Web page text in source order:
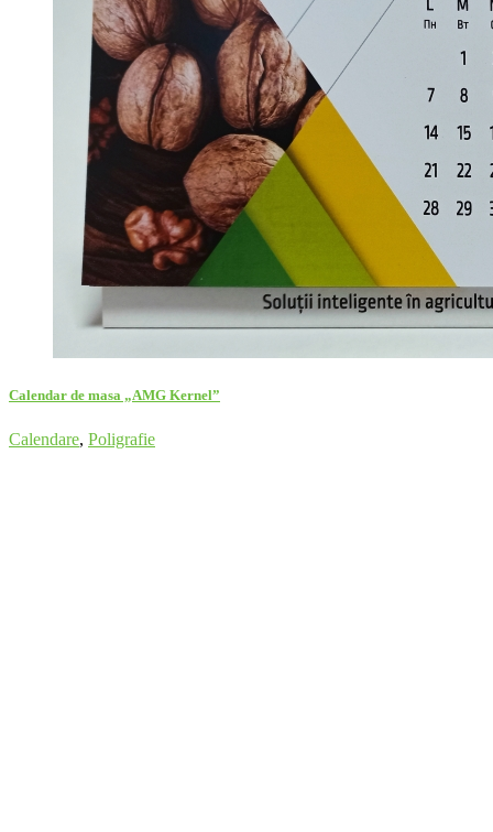
Calendar de masa „AMG Kernel”
Calendare, Poligrafie